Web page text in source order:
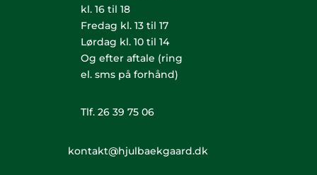
kl. 16 til 18
Fredag kl. 13 til 17
Lørdag kl. 10 til 14
Og efter aftale (ring
el. sms på forhånd)
Tlf. 26 39 75 06
kontakt@hjulbaekgaard.dk